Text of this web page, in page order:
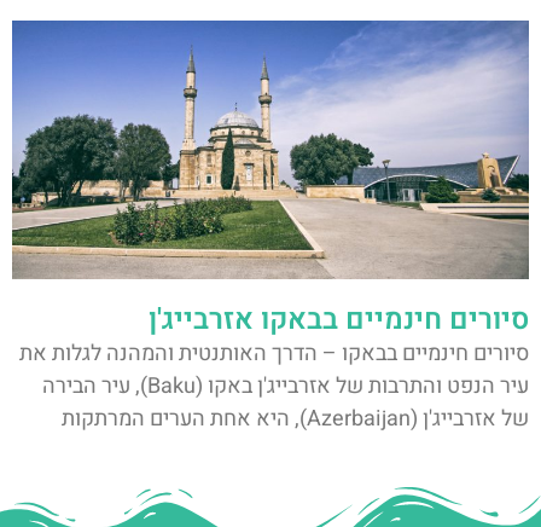
סיורים חינמיים בבאקו אזרבייג'ן
סיורים חינמיים בבאקו – הדרך האותנטית והמהנה לגלות את
עיר הנפט והתרבות של אזרבייג'ן באקו (Baku), עיר הבירה
של אזרבייג'ן (Azerbaijan), היא אחת הערים המרתקות